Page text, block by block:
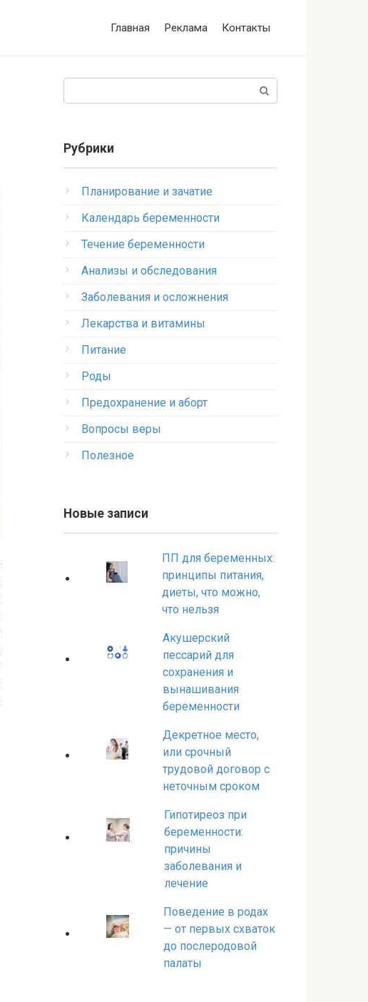
Главная Реклама Контакты
Рубрики
Планирование и зачатие
Календарь беременности
Течение беременности
Анализы и обследования
Заболевания и осложнения
Лекарства и витамины
Питание
Роды
Предохранение и аборт
Вопросы веры
Полезное
Новые записи
ПП для беременных:
принципы питания,
диеты, что можно,
что нельзя
Акушерский
пессарий для
сохранения и
вынашивания
беременности
Декретное место,
или срочный
трудовой договор с
неточным сроком
Гипотиреоз при
беременности:
причины
заболевания и
лечение
Поведение в родах
— от первых схваток
до послеродовой
палаты